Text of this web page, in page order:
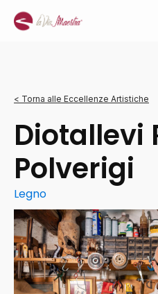
< Torna alle Eccellenze Artistiche
Diotallevi
Polverigi
Legno